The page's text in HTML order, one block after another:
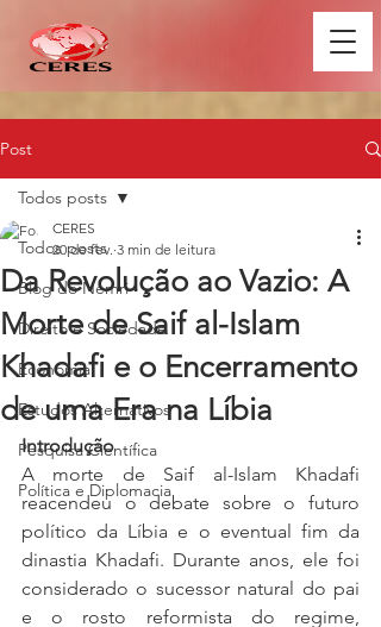
Post
Todos posts
Blog do Nemri
Direito e Sociedade
Economia
Estudos Alternativos
Pesquisa Científica
Política e Diplomacia
Todos posts
Da Revolução ao Vazio: A
Morte de Saif al-Islam
Khadafi e o Encerramento
de uma Era na Líbia
CERES
20 de fev. 3 min de leitura
Introdução
A morte de Saif al-Islam Khadafi
reacendeu o debate sobre o futuro
político da Líbia e o eventual fim da
dinastia Khadafi. Durante anos, ele foi
considerado o sucessor natural do pai
e o rosto reformista do regime,